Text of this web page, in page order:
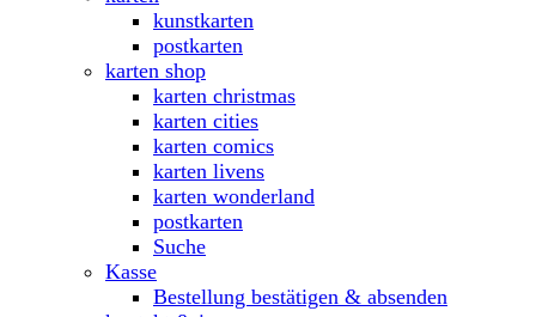
kunstkarten
postkarten
karten shop
karten christmas
karten cities
karten comics
karten livens
karten wonderland
postkarten
Suche
Kasse
Bestellung bestätigen & absenden